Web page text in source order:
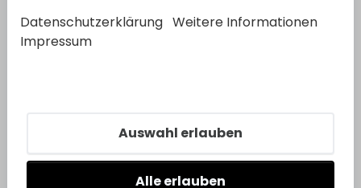
Datenschutzerklärung Weitere Informationen
Impressum
Auswahl erlauben
Alle erlauben